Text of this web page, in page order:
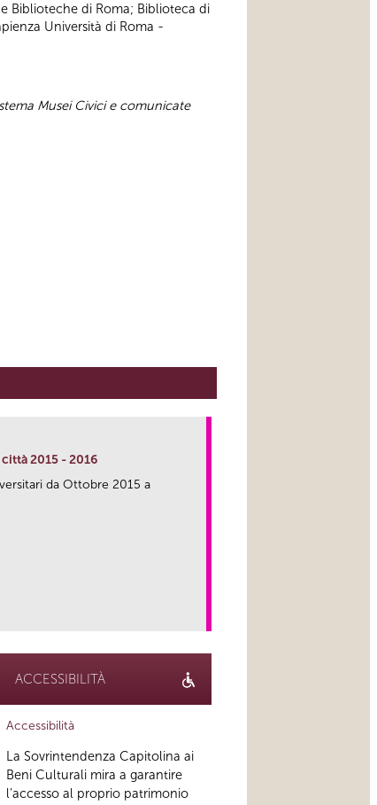
Biblioteche di Roma; Biblioteca di
Università di Roma -
Musei Civici e comunicate
2015 - 2016
da Ottobre 2015 a
ACCESSIBILITÀ
Accessibilità
La Sovrintendenza Capitolina ai
Beni Culturali mira a garantire
l’accesso al proprio patrimonio